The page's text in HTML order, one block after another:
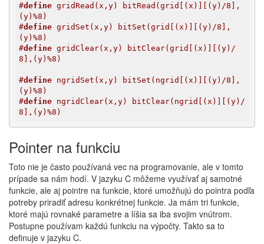
#define gridRead(x,y) bitRead(grid[(x)][(y)/8],
(y)%8)
#define gridSet(x,y) bitSet(grid[(x)][(y)/8],
(y)%8)
#define gridClear(x,y) bitClear(grid[(x)][(y)/
8],(y)%8)
#define ngridSet(x,y) bitSet(ngrid[(x)][(y)/8],
(y)%8)
#define ngridClear(x,y) bitClear(ngrid[(x)][(y)/
8],(y)%8)
Pointer na funkciu
Toto nie je často používaná vec na programovanie, ale v tomto
prípade sa nám hodí. V jazyku C môžeme využívať aj samotné
funkcie, ale aj pointre na funkcie, ktoré umožňujú do pointra podľa
potreby priradiť adresu konkrétnej funkcie. Ja mám tri funkcie,
ktoré majú rovnaké parametre a líšia sa iba svojim vnútrom.
Postupne používam každú funkciu na výpočty. Takto sa to
definuje v jazyku C.